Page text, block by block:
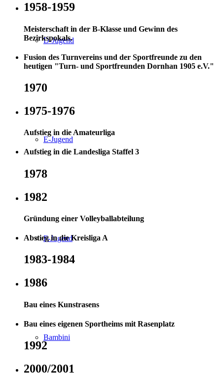
D-Jugend
E-Jugend
F-Jugend
Bambini
1958-1959
Meisterschaft in der B-Klasse und Gewinn des
Bezirkspokals.
Fusion des Turnvereins und der Sportfreunde zu den
heutigen "Turn- und Sportfreunden Dornhan 1905 e.V."
1970
1975-1976
Aufstieg in die Amateurliga
Aufstieg in die Landesliga Staffel 3
1978
1982
Gründung einer Volleyballabteilung
Abstieg in die Kreisliga A
1983-1984
1986
Bau eines Kunstrasens
Bau eines eigenen Sportheims mit Rasenplatz
1992
2000/2001